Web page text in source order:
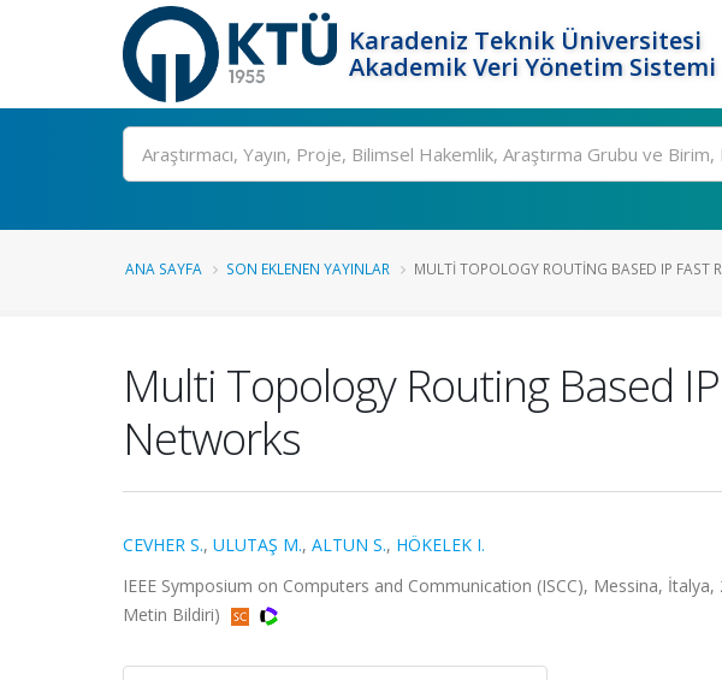
Karadeniz Teknik Üniversitesi
Akademik Veri Yönetim Sistemi
Ara
ANA SAYFA SON EKLENEN YAYINLAR MULTI TOPOLOGY ROUTING BASED IP FAST
Multi Topology Routing Based
Networks
CEVHER S., ULUTAŞ M., ALTUN S., HÖKELEK I.
IEEE Symposium on Computers and Communication (ISCC), Messina,
Metin Bildiri)